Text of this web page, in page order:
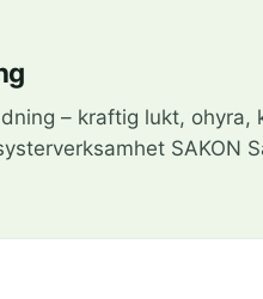
– kraftig lukt, ohyra,
SAKON